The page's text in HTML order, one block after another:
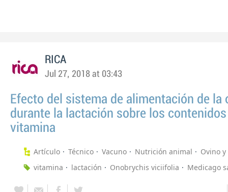
RICA
Jul 27, 2018 at 03:43
Efecto del sistema de alimentación de la
durante la lactación sobre los
vitamina
Artículo Técnico Vacuno Nutrición animal
Ovino
vitamina
lactación Onobrychis viciifolia Medicago